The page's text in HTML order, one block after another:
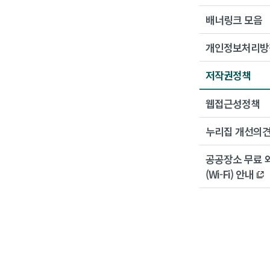
배너링크 모음
개인정보처리
저작권정책
웹접근성정책
누리집 개선의
공공장소 무료
(Wi-Fi) 안내